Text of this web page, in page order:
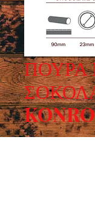
ΠΟΥΡΑ